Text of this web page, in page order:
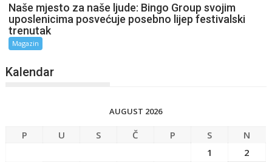
Naše mjesto za naše ljude: Bingo Group svojim
uposlenicima posvećuje posebno lijep festivalski
trenutak
Magazin
Kalendar
AUGUST 2026
P U S Č P S
N
1
2